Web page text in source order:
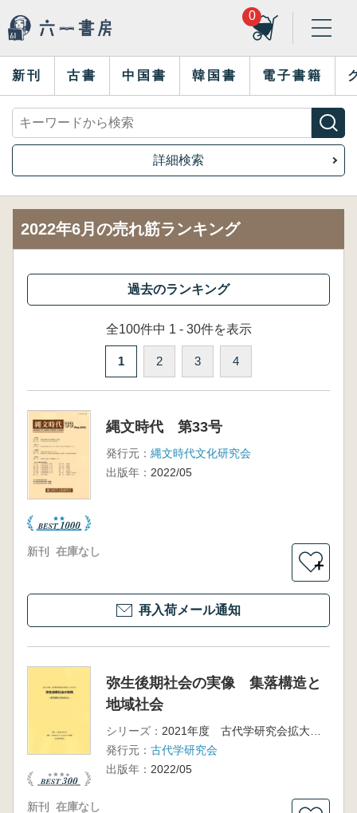
0
新刊 古書 中国書 韓国書 電子書籍
詳細検索
2022年6月の売れ筋ランキング
全100件中 1 - 30件を表示
1 2 3 4
縄文時代 第33号
発行元： 縄文時代文化研究会
出版年： 2022/05
新刊 在庫なし
＋
再入荷メール通知
弥生後期社会の実像 集落構造と
地域社会
シリーズ：
2021年度 古代学研究会拡大例会・シンポジウム
発行元： 古代学研究会
出版年： 2022/05
新刊 在庫なし